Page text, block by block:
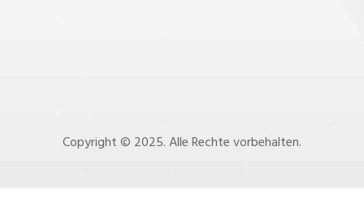
Copyright © 2025. Alle Rechte vorbehalten.